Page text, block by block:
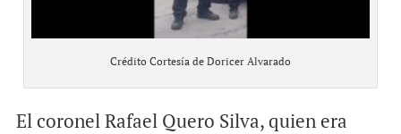
Crédito Cortesía de Doricer Alvarado
El coronel Rafael Quero Silva, quien era